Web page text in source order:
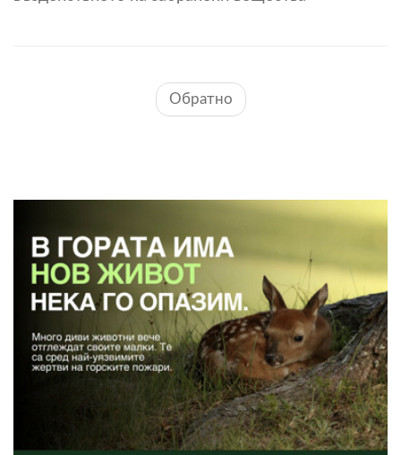
Обратно